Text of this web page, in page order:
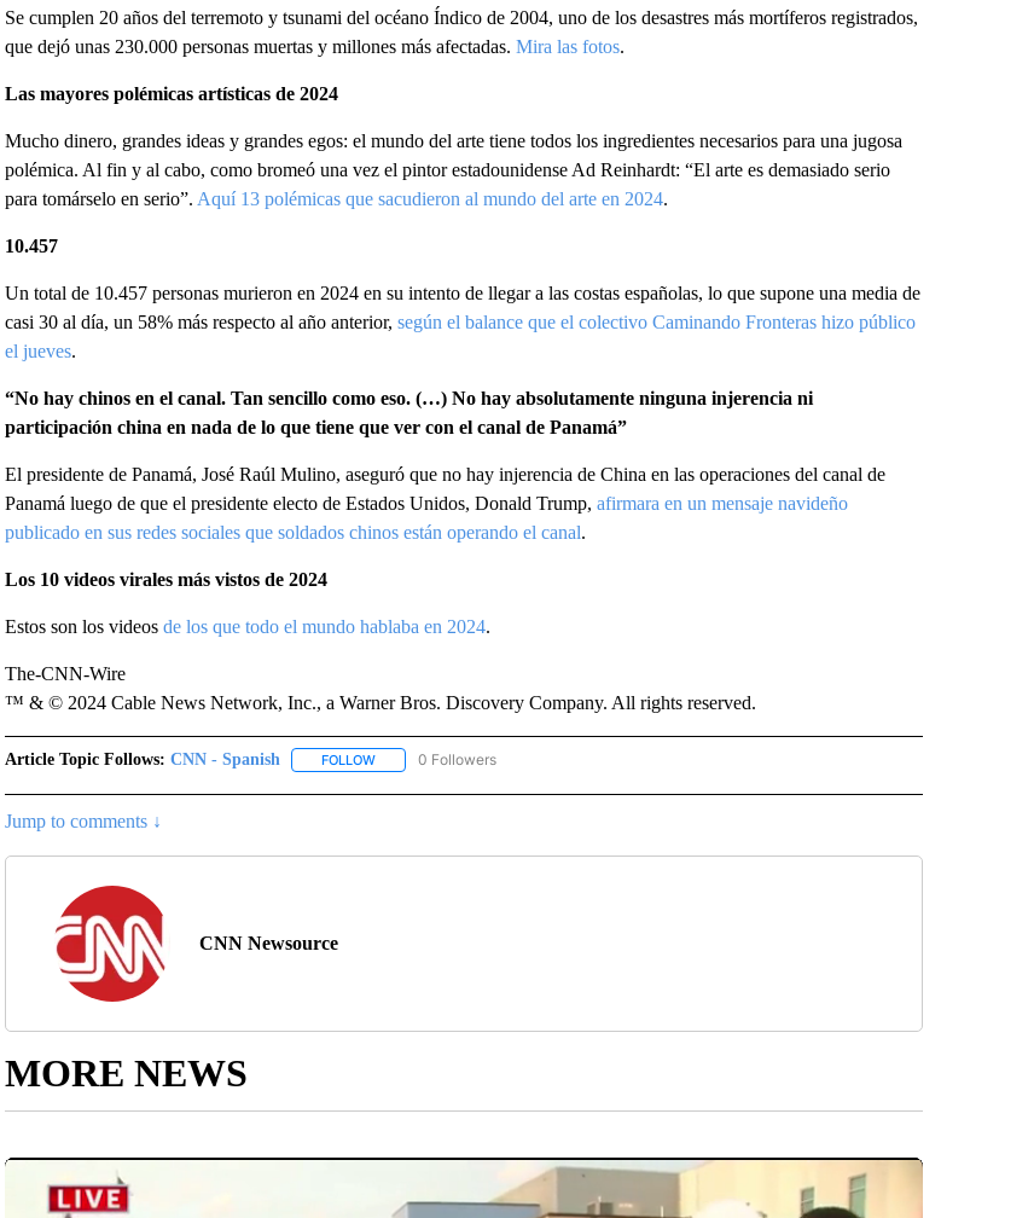
Se cumplen 20 años del terremoto y tsunami del océano Índico de 2004, uno de los desastres más mortíferos registrados,
que dejó unas 230.000 personas muertas y millones más afectadas. Mira las fotos.
Las mayores polémicas artísticas de 2024
Mucho dinero, grandes ideas y grandes egos: el mundo del arte tiene todos los ingredientes necesarios para una jugosa
polémica. Al fin y al cabo, como bromeó una vez el pintor estadounidense Ad Reinhardt: “El arte es demasiado serio
para tomárselo en serio”. Aquí 13 polémicas que sacudieron al mundo del arte en 2024.
10.457
Un total de 10.457 personas murieron en 2024 en su intento de llegar a las costas españolas, lo que supone una media de
casi 30 al día, un 58% más respecto al año anterior, según el balance que el colectivo Caminando Fronteras hizo público
el jueves.
“No hay chinos en el canal. Tan sencillo como eso. (…) No hay absolutamente ninguna injerencia ni
participación china en nada de lo que tiene que ver con el canal de Panamá”
El presidente de Panamá, José Raúl Mulino, aseguró que no hay injerencia de China en las operaciones del canal de
Panamá luego de que el presidente electo de Estados Unidos, Donald Trump, afirmara en un mensaje navideño
publicado en sus redes sociales que soldados chinos están operando el canal.
Los 10 videos virales más vistos de 2024
Estos son los videos de los que todo el mundo hablaba en 2024.
The-CNN-Wire
™ & © 2024 Cable News Network, Inc., a Warner Bros. Discovery Company. All rights reserved.
Article Topic Follows: CNN - Spanish FOLLOWFOLLOW "CNN - SPANISH" TO RECEIVE NOTIFICATIONS ABOUT NEW PAGES ON "CNN - SPANISH".
0 Followers
Jump to comments ↓
CNN Newsource
MORE NEWS